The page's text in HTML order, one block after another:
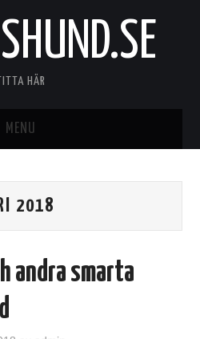
TITTA HÄR
MENU
2018
andra smarta